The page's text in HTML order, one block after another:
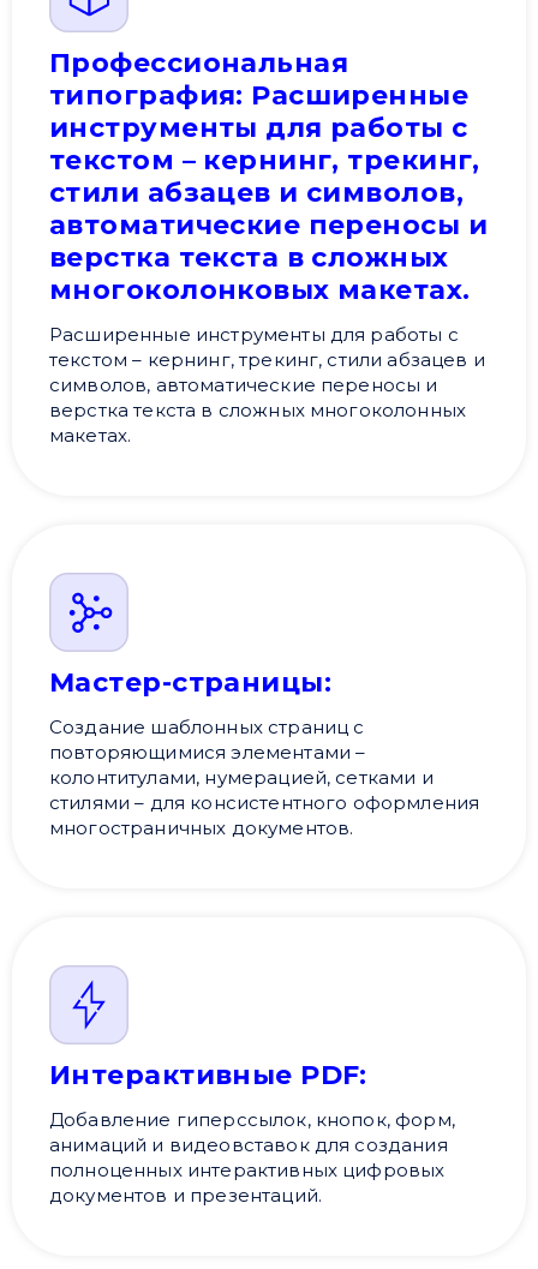
Профессиональная
типография: Расширенные
инструменты для работы с
текстом – кернинг, трекинг,
стили абзацев и символов,
автоматические переносы и
верстка текста в сложных
многоколонковых макетах.
Расширенные инструменты для работы с
текстом – кернинг, трекинг, стили абзацев и
символов, автоматические переносы и
верстка текста в сложных многоколонных
макетах.
Мастер-страницы:
Создание шаблонных страниц с
повторяющимися элементами –
колонтитулами, нумерацией, сетками и
стилями – для консистентного оформления
многостраничных документов.
Интерактивные PDF:
Добавление гиперссылок, кнопок, форм,
анимаций и видеовставок для создания
полноценных интерактивных цифровых
документов и презентаций.